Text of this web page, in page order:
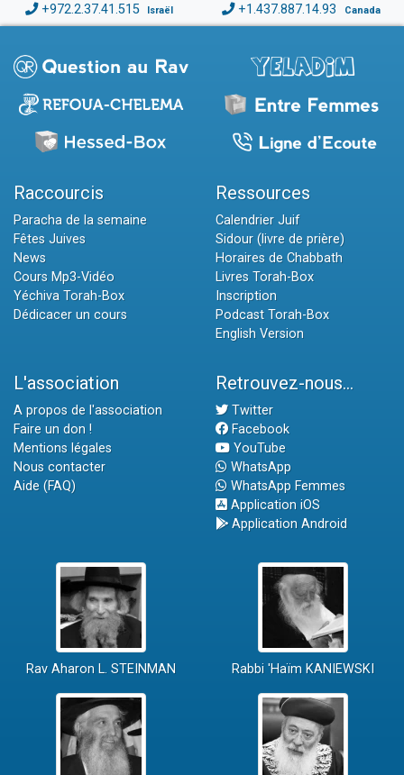
+972.2.37.41.515 Israël +1.437.887.14.93 Canada
Raccourcis
Paracha de la semaine
Fêtes Juives
News
Cours Mp3-Vidéo
Yéchiva Torah-Box
Dédicacer un cours
Ressources
Calendrier Juif
Sidour (livre de prière)
Horaires de Chabbath
Livres Torah-Box
Inscription
Podcast Torah-Box
English Version
L'association
A propos de l'association
Faire un don !
Mentions légales
Nous contacter
Aide (FAQ)
Retrouvez-nous...
Twitter
Facebook
YouTube
WhatsApp
WhatsApp Femmes
Application iOS
Application Android
Rav Aharon L. STEINMAN Rabbi 'Haïm KANIEWSKI